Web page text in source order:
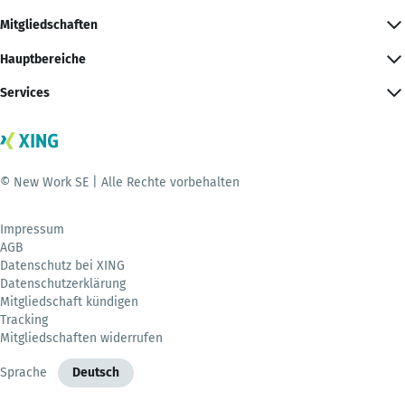
Mitgliedschaften
Hauptbereiche
Services
© New Work SE | Alle Rechte vorbehalten
Impressum
AGB
Datenschutz bei XING
Datenschutzerklärung
Mitgliedschaft kündigen
Tracking
Mitgliedschaften widerrufen
Sprache Deutsch